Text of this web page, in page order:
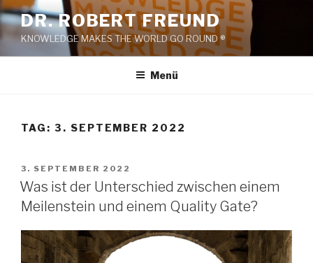
Zum
Inhalt
springen
DR. ROBERT FREUND
KNOWLEDGE MAKES THE WORLD GO ROUND ®
Menü
TAG: 3. SEPTEMBER 2022
VERÖFFENTLICHT
AM
3. SEPTEMBER 2022
Was ist der Unterschied zwischen einem
Meilenstein und einem Quality Gate?